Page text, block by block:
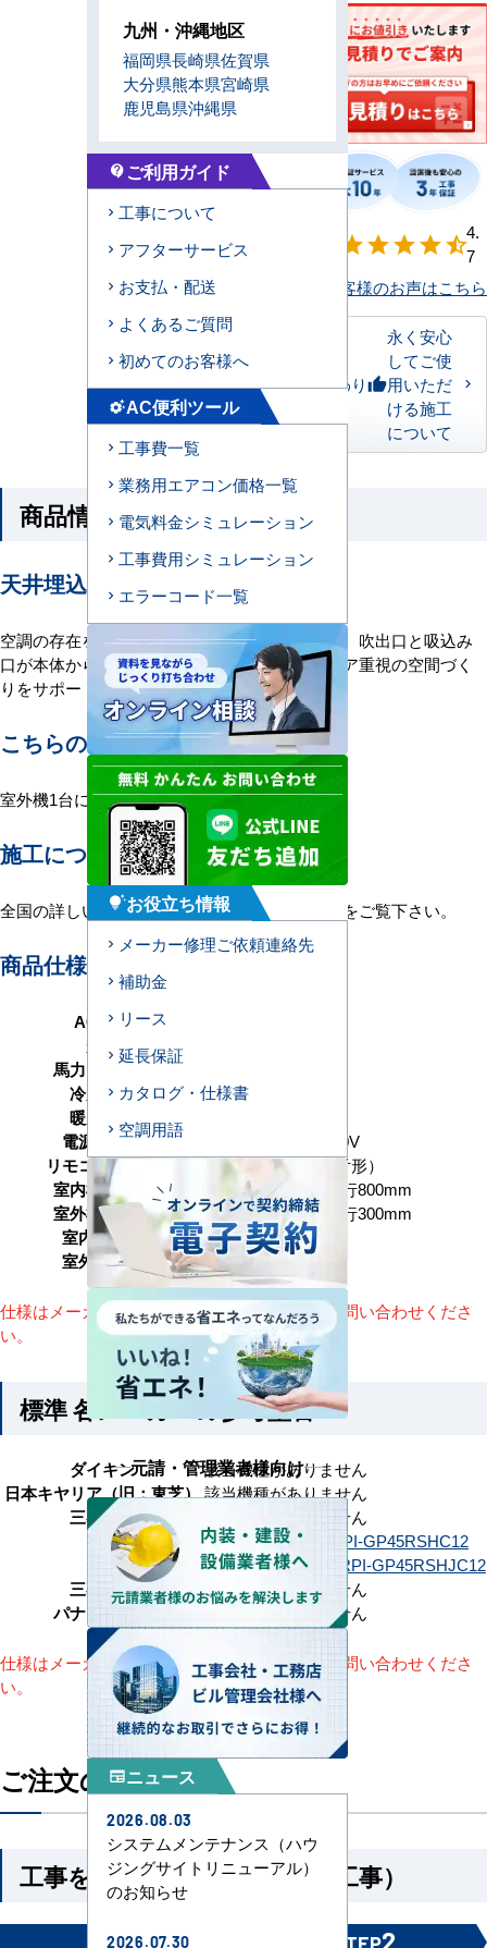
度
starstarstarstarstar_half
4.
7
お客様のお声はこちら
私たちのこだわりthumb_up
永く安心
してご使
用いただ
ける施工
について
商品情報
天井埋込ダクト形エアコンの特長
空調の存在を感じさせない、ダクト形エアコン。吹出口と吸込み
口が本体から分離している空調です。インテリア重視の空間づく
りをサポートします。
こちらの機種について
室外機1台に室内機1台を接続する1対1構成。
施工について
全国の詳しい施工エリアに関しましては をご覧下さい。
商品仕様＜参考例＞
AC型番
形状
馬力（能力）
冷房能力
4.0（1.0～4.5） kW
暖房能力
電源タイプ
単相200V／三相200V
リモコンタイプ
ワイヤード（壁取付形）
室内機サイズ
高さ300×幅700×奥行800mm
室外機サイズ
高さ629×幅799×奥行300mm
室内機重量
29(kg)
室外機重量
42kg
仕様はメーカーによって異なります。詳細はお問い合わせくださ
い。
標準 各メーカーの参考型番
ダイキン
該当機種がありません
日本キヤリア（旧：東芝）該当機種がありません
三菱電機
該当機種がありません
日立
RPI-GP45RSH12
RPI-GP45RSHC12
RPI-GP45RSHJ12
RPI-GP45RSHJC12
三菱重工
該当機種がありません
パナソニック
該当機種がありません
仕様はメーカーによって異なります。詳細はお問い合わせくださ
い。
ご注文の流れ
工事を依頼される方（機器＋工事）
1 2
九州・沖縄地区
福岡県長崎県佐賀県
大分県熊本県宮崎県
鹿児島県沖縄県
contact_support ご利用ガイド
工事について
アフターサービス
お支払・配送
よくあるご質問
初めてのお客様へ
settings_suggestAC便利ツール
工事費一覧
業務用エアコン価格一覧
電気料金シミュレーション
工事費用シミュレーション
エラーコード一覧
tips_and_updatesお役立ち情報
メーカー修理ご依頼連絡先
補助金
リース
延長保証
カタログ・仕様書
空調用語
元請・管理業者様向け
newspaperニュース
2026.08.03
システムメンテナンス（ハウ
ジングサイトリニューアル）
のお知らせ
2026.07.30